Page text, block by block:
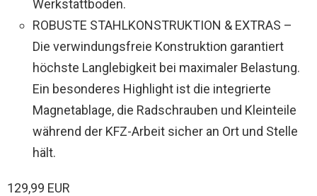
Werkstattboden.
ROBUSTE STAHLKONSTRUKTION & EXTRAS –
Die verwindungsfreie Konstruktion garantiert
höchste Langlebigkeit bei maximaler Belastung.
Ein besonderes Highlight ist die integrierte
Magnetablage, die Radschrauben und Kleinteile
während der KFZ-Arbeit sicher an Ort und Stelle
hält.
129,99 EUR